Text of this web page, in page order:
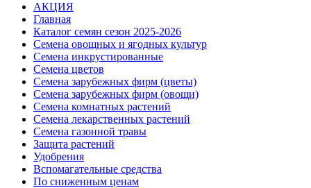
АКЦИЯ
Главная
Каталог семян сезон 2025-2026
Семена овощных и ягодных культур
Семена инкрустированные
Семена цветов
Семена зарубежных фирм (цветы)
Семена зарубежных фирм (овощи)
Семена комнатных растений
Семена лекарственных растений
Семена газонной травы
Защита растений
Удобрения
Вспомагательные средства
По сниженным ценам